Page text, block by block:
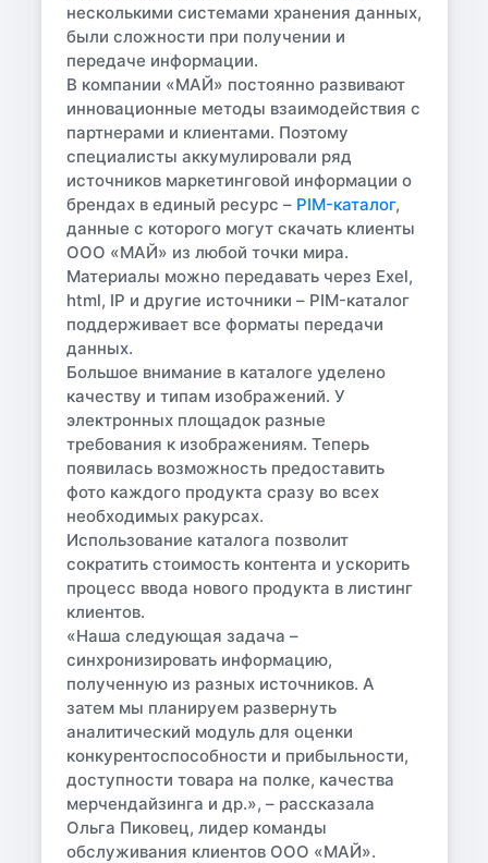
несколькими системами хранения данных,
были сложности при получении и
передаче информации.
В компании «МАЙ» постоянно развивают
инновационные методы взаимодействия с
партнерами и клиентами. Поэтому
специалисты аккумулировали ряд
источников маркетинговой информации о
брендах в единый ресурс – PIM-каталог,
данные с которого могут скачать клиенты
ООО «МАЙ» из любой точки мира.
Материалы можно передавать через Exel,
html, IP и другие источники – PIM-каталог
поддерживает все форматы передачи
данных.
Большое внимание в каталоге уделено
качеству и типам изображений. У
электронных площадок разные
требования к изображениям. Теперь
появилась возможность предоставить
фото каждого продукта сразу во всех
необходимых ракурсах.
Использование каталога позволит
сократить стоимость контента и ускорить
процесс ввода нового продукта в листинг
клиентов.
«Наша следующая задача –
синхронизировать информацию,
полученную из разных источников. А
затем мы планируем развернуть
аналитический модуль для оценки
конкурентоспособности и прибыльности,
доступности товара на полке, качества
мерчендайзинга и др.», – рассказала
Ольга Пиковец, лидер команды
обслуживания клиентов ООО «МАЙ».